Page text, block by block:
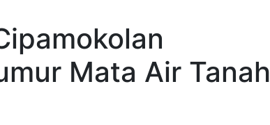
Mata Air Tanah